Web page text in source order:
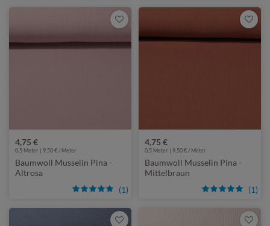
4,75 €
(1)
0,5 Meter | 9,50 € / Meter
Baumwoll Musselin Pina -
Altrosa
4,75 €
(1)
0,5 Meter | 9,50 € / Meter
Baumwoll Musselin Pina -
Mittelbraun